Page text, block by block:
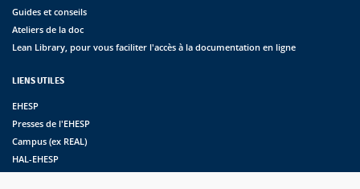
Guides et conseils
Ateliers de la doc
Lean Library, pour vous faciliter l'accès à la documentation en ligne
LIENS UTILES
EHESP
Presses de l'EHESP
Campus (ex REAL)
HAL-EHESP